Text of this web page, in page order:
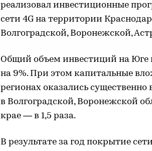
реализовал инвестиционные
сети 4G на территории
Волгоградской, Воронежской,
Общий объем инвестиций на Юге
на 9%. При этом капитальные
регионах оказались
в Волгоградской, Воронежской
крае — в 1,5 раза.
В результате за год покрытие